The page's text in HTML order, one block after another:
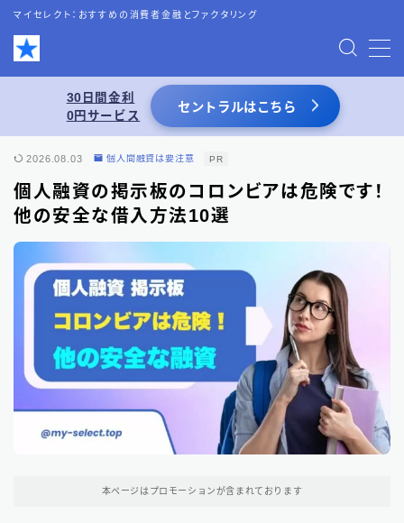
マイセレクト：おすすめの消費者金融とファクタリング
MENU
お問い合わせ
特定商取引法表記
運営者情報
スーパーブラックでも借りれる5chの情報を
活用した借入術まとめ
31
大阪府の消費者金融 7
30日間金利
0円サービス
セントラルはこちら
2026.08.03 個人間融資は要注意 PR
個人融資の掲示板のコロンビアは危険です！
他の安全な借入方法10選
本ページはプロモーションが含まれております